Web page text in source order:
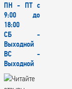
ПН - ПТ с
9:00 до
18:00
СБ -
Выходной
ВС -
Выходной